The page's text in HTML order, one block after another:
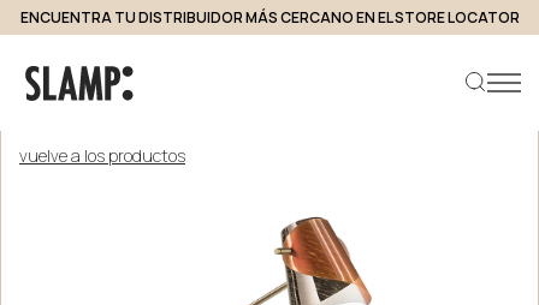
ENCUENTRA TU DISTRIBUIDOR MÁS CERCANO EN EL STORE LOCATOR
Buscar producto
vuelve a los productos